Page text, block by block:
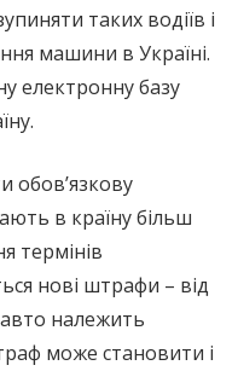
таких водіїв і
машини в Україні.
електронну базу
обов’язкову
в країну більш
термінів
нові штрафи – від
належить
може становити і